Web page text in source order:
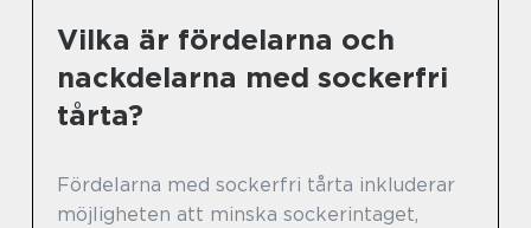
Vilka är fördelarna och
nackdelarna med sockerfri
tårta?
Fördelarna med sockerfri tårta inkluderar
möjligheten att minska sockerintaget,